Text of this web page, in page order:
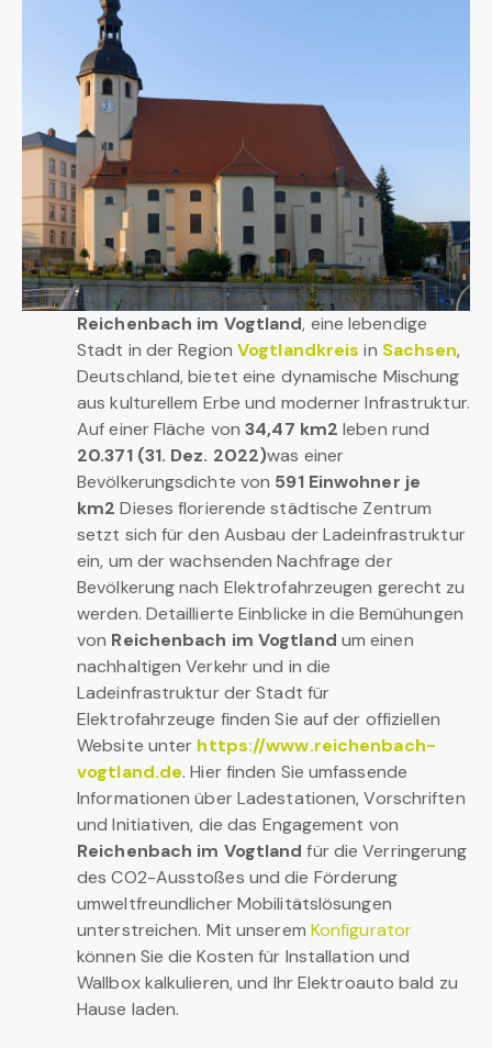
Reichenbach im Vogtland, eine lebendige
Stadt in der Region Vogtlandkreis in Sachsen,
Deutschland, bietet eine dynamische Mischung
aus kulturellem Erbe und moderner Infrastruktur.
Auf einer Fläche von34,47 km2 leben rund
20.371 (31. Dez. 2022)was einer
Bevölkerungsdichte von 591 Einwohner je
km2 Dieses florierende städtische Zentrum
setzt sich für den Ausbau der Ladeinfrastruktur
ein, um der wachsenden Nachfrage der
Bevölkerung nach Elektrofahrzeugen gerecht zu
werden. Detaillierte Einblicke in die Bemühungen
von Reichenbach im Vogtland um einen
nachhaltigen Verkehr und in die
Ladeinfrastruktur der Stadt für
Elektrofahrzeuge finden Sie auf der offiziellen
Website unter https://www.reichenbach-
vogtland.de. Hier finden Sie umfassende
Informationen über Ladestationen, Vorschriften
und Initiativen, die das Engagement von
Reichenbach im Vogtland für die Verringerung
des CO2-Ausstoßes und die Förderung
umweltfreundlicher Mobilitätslösungen
unterstreichen. Mit unserem Konfigurator
können Sie die Kosten für Installation und
Wallbox kalkulieren, und Ihr Elektroauto bald zu
Hause laden.